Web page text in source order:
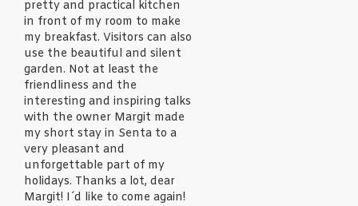
pretty and practical kitchen
in front of my room to make
my breakfast. Visitors can also
use the beautiful and silent
garden. Not at least the
friendliness and the
interesting and inspiring talks
with the owner Margit made
my short stay in Senta to a
very pleasant and
unforgettable part of my
holidays. Thanks a lot, dear
Margit! I´d like to come again!